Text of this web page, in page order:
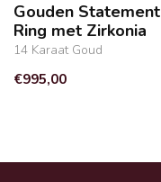
Gouden Statement
Ring met Zirkonia
14 Karaat Goud
€995,00